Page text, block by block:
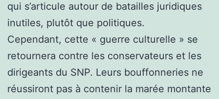
qui s’articule autour de batailles juridiques
inutiles, plutôt que politiques.
Cependant, cette « guerre culturelle » se
retournera contre les conservateurs et les
dirigeants du SNP. Leurs bouffonneries ne
réussiront pas à contenir la marée montante